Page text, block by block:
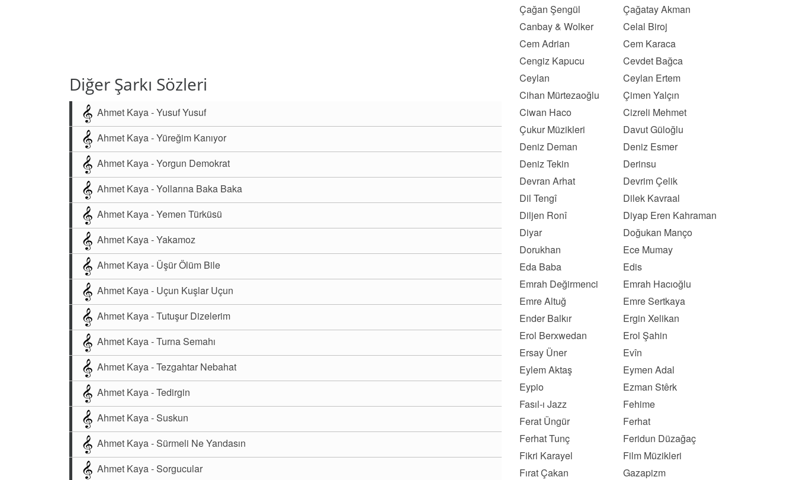
Diğer Şarkı Sözleri
Ahmet Kaya - Yusuf Yusuf
Ahmet Kaya - Yüreğim Kanıyor
Ahmet Kaya - Yorgun Demokrat
Ahmet Kaya - Yollarına Baka Baka
Ahmet Kaya - Yemen Türküsü
Ahmet Kaya - Yakamoz
Ahmet Kaya - Üşür Ölüm Bile
Ahmet Kaya - Uçun Kuşlar Uçun
Ahmet Kaya - Tutuşur Dizelerim
Ahmet Kaya - Turna Semahı
Ahmet Kaya - Tezgahtar Nebahat
Ahmet Kaya - Tedirgin
Ahmet Kaya - Suskun
Ahmet Kaya - Sürmeli Ne Yandasın
Ahmet Kaya - Sorgucular
Çağan Şengül
Çağatay Akman
Canbay & Wolker
Celal Biroj
Cem Adrian
Cem Karaca
Cengiz Kapucu
Cevdet Bağca
Ceylan
Ceylan Ertem
Cihan Mürtezaoğlu
Çimen Yalçın
Ciwan Haco
Cizreli Mehmet
Çukur Müzikleri
Davut Güloğlu
Deniz Deman
Deniz Esmer
Deniz Tekin
Derinsu
Devran Arhat
Devrim Çelik
Dil Tengî
Dilek Kavraal
Diljen Ronî
Diyap Eren Kahraman
Diyar
Doğukan Manço
Dorukhan
Ece Mumay
Eda Baba
Edis
Emrah Değirmenci
Emrah Hacıoğlu
Emre Altuğ
Emre Sertkaya
Ender Balkır
Ergin Xelikan
Erol Berxwedan
Erol Şahin
Ersay Üner
Evîn
Eylem Aktaş
Eymen Adal
Eypio
Ezman Stêrk
Fasıl-ı Jazz
Fehime
Ferat Üngür
Ferhat
Ferhat Tunç
Feridun Düzağaç
Fikri Karayel
Film Müzikleri
Fırat Çakan
Gazapizm